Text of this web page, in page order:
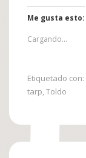
Me gusta esto:
Cargando...
Etiquetado con:
tarp,Toldo